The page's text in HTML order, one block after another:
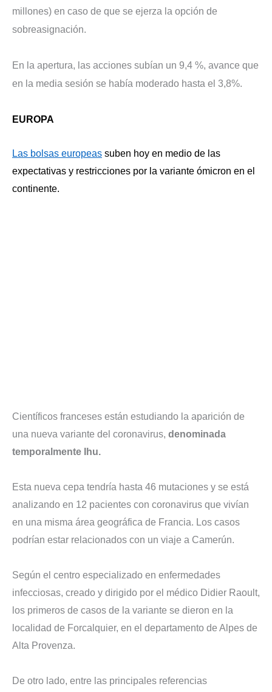
millones) en caso de que se ejerza la opción de
sobreasignación.
En la apertura, las acciones subían un 9,4 %, avance que
en la media sesión se había moderado hasta el 3,8%.
EUROPA
Las bolsas europeas suben hoy en medio de las
expectativas y restricciones por la variante ómicron en el
continente.
Científicos franceses están estudiando la aparición de
una nueva variante del coronavirus, denominada
temporalmente Ihu.
Esta nueva cepa tendría hasta 46 mutaciones y se está
analizando en 12 pacientes con coronavirus que vivían
en una misma área geográfica de Francia. Los casos
podrían estar relacionados con un viaje a Camerún.
Según el centro especializado en enfermedades
infecciosas, creado y dirigido por el médico Didier Raoult,
los primeros de casos de la variante se dieron en la
localidad de Forcalquier, en el departamento de Alpes de
Alta Provenza.
De otro lado, entre las principales referencias